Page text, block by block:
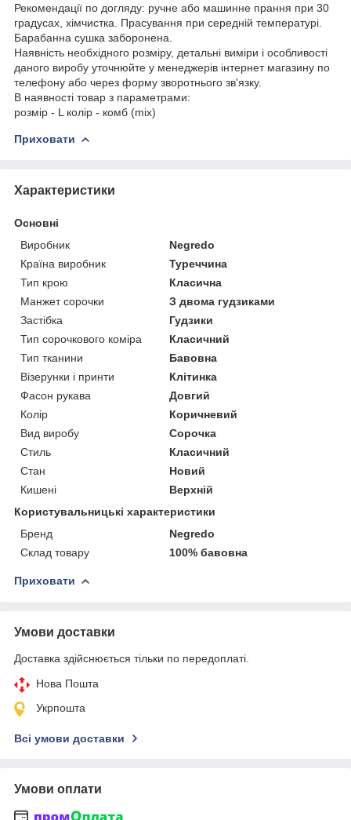
Рекомендації по догляду: ручне або машинне прання при 30
градусах, хімчистка. Прасування при середній температурі.
Барабанна сушка заборонена.
Наявність необхідного розміру, детальні виміри і особливості
даного виробу уточнюйте у менеджерів інтернет магазину по
телефону або через форму зворотнього зв'язку.
В наявності товар з параметрами:
розмір - L колір - комб (mix)
Приховати
Характеристики
Основні
Виробник
Negredo
Країна виробник
Туреччина
Тип крою
Класична
Манжет сорочки
З двома гудзиками
Застібка
Гудзики
Тип сорочкового коміра
Класичний
Тип тканини
Бавовна
Візерунки і принти
Клітинка
Фасон рукава
Довгий
Колір
Коричневий
Вид виробу
Сорочка
Стиль
Класичний
Стан
Новий
Кишені
Верхній
Користувальницькі характеристики
Бренд
Negredo
Склад товару
100% бавовна
Приховати
Умови доставки
Доставка здійснюється тільки по передоплаті.
Нова Пошта
Укрпошта
Всі умови доставки
Умови оплати